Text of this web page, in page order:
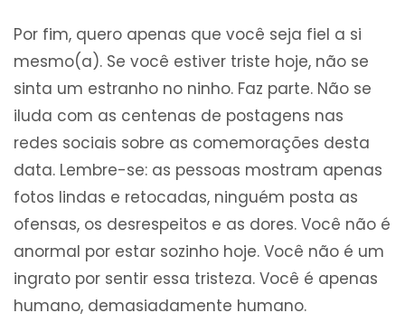
Por fim, quero apenas que você seja fiel a si
mesmo(a). Se você estiver triste hoje, não se
sinta um estranho no ninho. Faz parte. Não se
iluda com as centenas de postagens nas
redes sociais sobre as comemorações desta
data. Lembre-se: as pessoas mostram apenas
fotos lindas e retocadas, ninguém posta as
ofensas, os desrespeitos e as dores. Você não é
anormal por estar sozinho hoje. Você não é um
ingrato por sentir essa tristeza. Você é apenas
humano, demasiadamente humano.